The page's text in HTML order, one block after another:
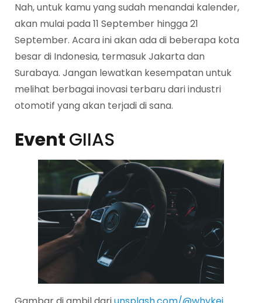
Nah, untuk kamu yang sudah menandai kalender,
akan mulai pada 11 September hingga 21
September. Acara ini akan ada di beberapa kota
besar di Indonesia, termasuk Jakarta dan
Surabaya. Jangan lewatkan kesempatan untuk
melihat berbagai inovasi terbaru dari industri
otomotif yang akan terjadi di sana.
EventGIIAS